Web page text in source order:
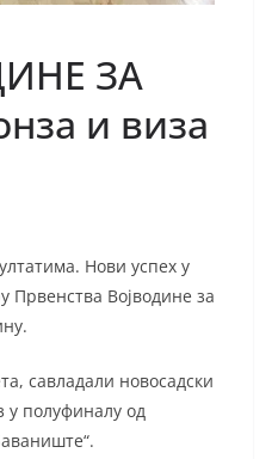
ЗА
и виза
Нови успех у
Првенства Војводине за
савладали новосадски
у полуфиналу од